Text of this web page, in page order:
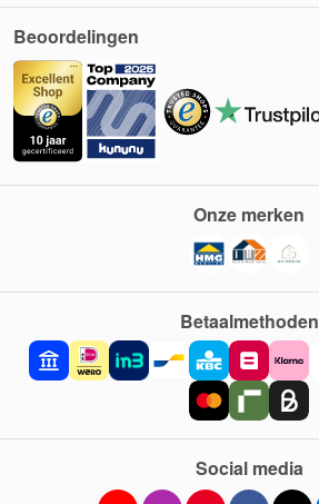
Beoordelingen
Betaalmethoden
Onze merken
Social media